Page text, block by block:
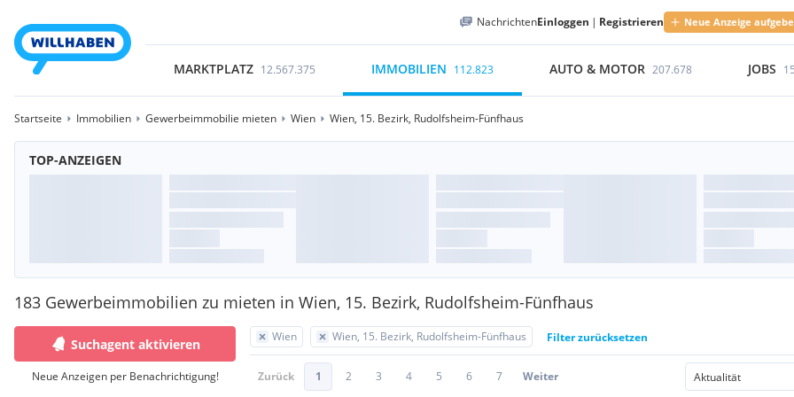
NachrichtenEinloggen | Registrieren Neue Anzeige
MARKTPLATZ 12.567.375 IMMOBILIEN 112.823 AUTO & MOTOR 207.678 JOBS
Startseite Immobilien Gewerbeimmobilie mieten Wien Wien, 15. Bezirk, Rudolfsheim-Fünfhaus
TOP-ANZEIGEN
183 Gewerbeimmobilien zu mieten in Wien, 15. Bezirk, Rudolfsheim-Fünfhaus
Suchagent aktivieren
Neue Anzeigen per Benachrichtigung!
Wien Wien, 15. Bezirk, Rudolfsheim-Fünfhaus Filter zurücksetzen
Zurück 1 2 3 4 5 6 7 Weiter